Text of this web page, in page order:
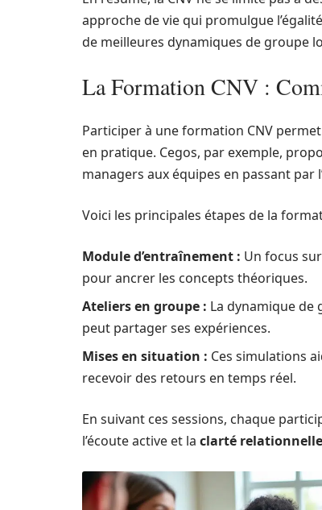
approche de vie qui promulgue
de meilleures dynamiques de groupe
La Formation CNV :
Participer à une formation CNV
en pratique. Cegos, par exemple,
managers aux équipes en passant par
Voici les principales étapes de la
Module d’entraînement : Un focus
pour ancrer les concepts théoriques.
Ateliers en groupe : La dynamique
peut partager ses expériences.
Mises en situation : Ces simulations
recevoir des retours en temps réel.
En suivant ces sessions, chaque
l’écoute active et la clarté relationnelle